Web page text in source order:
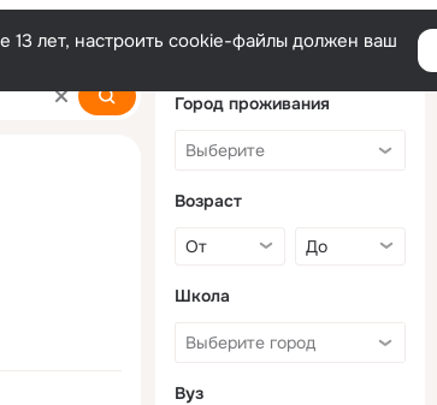
лет, настроить cookie-файлы должен ваш
Город проживания
Возраст
Школа
Вуз